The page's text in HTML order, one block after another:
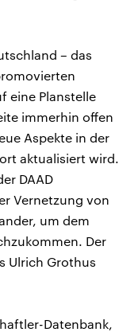
– das
eine Planstelle
immerhin offen
Aspekte in der
aktualisiert wird.
DAAD
Vernetzung von
um dem
Der
Ulrich Grothus
Datenbank,